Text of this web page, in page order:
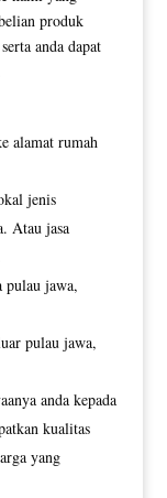
produk
anda dapat
alamat rumah
jenis
Atau jasa
pulau jawa,
pulau jawa,
anda kepada
kualitas
yang